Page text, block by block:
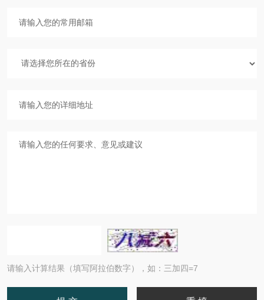
请输入计算结果（填写阿拉伯数字），如：三加四=7